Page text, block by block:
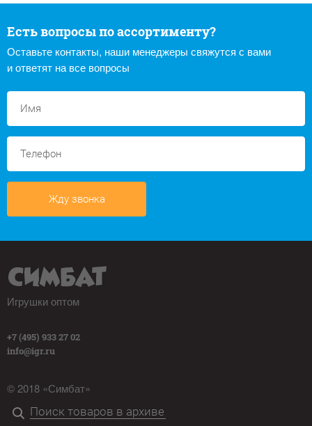
Есть вопросы по ассортименту?
Оставьте контакты, наши менеджеры свяжутся с вами
и ответят на все вопросы
Жду звонка
Игрушки оптом
+7 (495) 933 27 02
info@igr.ru
© 2018 «Симбат»